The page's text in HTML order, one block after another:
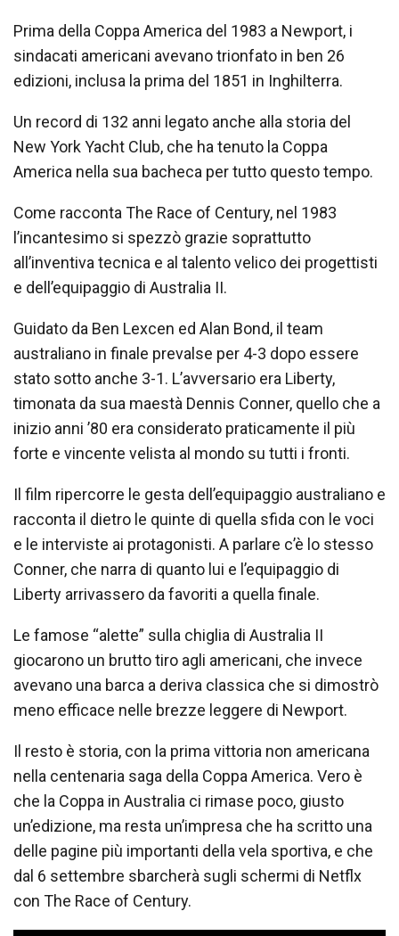
Prima della Coppa America del 1983 a Newport, i
sindacati americani avevano trionfato in ben 26
edizioni, inclusa la prima del 1851 in Inghilterra.
Un record di 132 anni legato anche alla storia del
New York Yacht Club, che ha tenuto la Coppa
America nella sua bacheca per tutto questo tempo.
Come racconta The Race of Century, nel 1983
l’incantesimo si spezzò grazie soprattutto
all’inventiva tecnica e al talento velico dei progettisti
e dell’equipaggio di Australia II.
Guidato da Ben Lexcen ed Alan Bond, il team
australiano in finale prevalse per 4-3 dopo essere
stato sotto anche 3-1. L’avversario era Liberty,
timonata da sua maestà Dennis Conner, quello che a
inizio anni ’80 era considerato praticamente il più
forte e vincente velista al mondo su tutti i fronti.
Il film ripercorre le gesta dell’equipaggio australiano e
racconta il dietro le quinte di quella sfida con le voci
e le interviste ai protagonisti. A parlare c’è lo stesso
Conner, che narra di quanto lui e l’equipaggio di
Liberty arrivassero da favoriti a quella finale.
Le famose “alette” sulla chiglia di Australia II
giocarono un brutto tiro agli americani, che invece
avevano una barca a deriva classica che si dimostrò
meno efficace nelle brezze leggere di Newport.
Il resto è storia, con la prima vittoria non americana
nella centenaria saga della Coppa America. Vero è
che la Coppa in Australia ci rimase poco, giusto
un’edizione, ma resta un’impresa che ha scritto una
delle pagine più importanti della vela sportiva, e che
dal 6 settembre sbarcherà sugli schermi di Netflx
con The Race of Century.